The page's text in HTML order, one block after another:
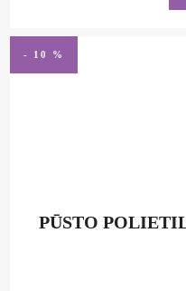
- 10 %
PŪSTO